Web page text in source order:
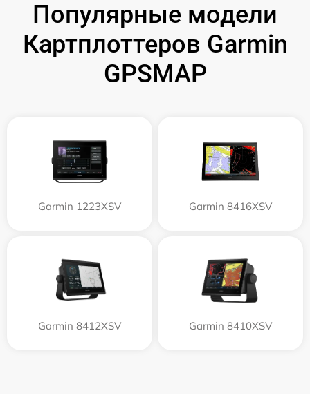
Популярные модели
Картплоттеров Garmin
GPSMAP
Garmin 1223XSV Garmin 8416XSV
Garmin 8412XSV Garmin 8410XSV